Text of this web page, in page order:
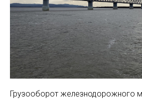
Грузооборот железнодорожного